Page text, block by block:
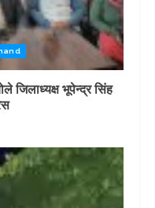
जिलाध्यक्ष भूपेन्द्र सिंह